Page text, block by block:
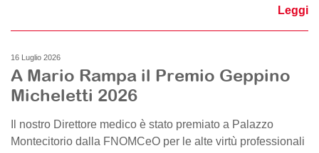
Leggi
16 Luglio 2026
A Mario Rampa il Premio Geppino
Micheletti 2026
Il nostro Direttore medico è stato premiato a Palazzo
Montecitorio dalla FNOMCeO per le alte virtù professionali